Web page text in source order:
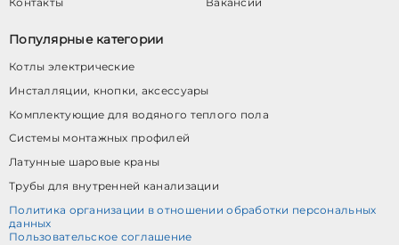
Популярные категории
Котлы электрические
Инсталляции, кнопки, аксессуары
Комплектующие для водяного теплого пола
Системы монтажных профилей
Латунные шаровые краны
Трубы для внутренней канализации
Политика организации в отношении обработки персональных
данных
Пользовательское соглашение